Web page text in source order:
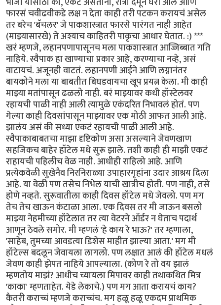
फारसं चवीढवीकडे लक्ष न देता काही तरी पटकन करायचं असेल
तर बरेच 'बॅचलर' जे पाकशास्त्रात फारसे पारंगत नाही आहेत
(माझ्यासारखे) ते अश्याच काहितरी पाकृचा आधार घेतात. :) ***
खरं म्हणजे, लहानपणापासूनच मला पाकशास्त्रात आज्जिब्बात गति
नाहिये. स्वैपाक हा खाण्याचा प्रकार आहे, करण्याचा नव्हे, असं
वाटायचं. अजूनही वाटतं. लहानपणी आईने आणि लग्नानंतर
बायकोने मला या बाबतीत बिघडवायचा खूप प्रयत्न केला. मी काही
माझ्या मतांपासून ढळलो नाही. बरं माझ्यावर कधी हॉस्टेलवर
रहायची पाळी नाही आली त्यामुळे एकंदरित निभावलं होतं. पण
गेल्या काही दिवसांपासून माझ्यावर एक मोठी आफत आली आहे.
झालंय असं की सध्या एकटं रहायची पाळी आली आहे.
स्वैपाकाबाबतचा माझा दृष्टिकोण असा असल्याने जेवणखाण
सहजिकच बाहेर हॉटेल मधे सुरू झाले. तशी काही ही माझी एकटं
राहायची पहिलीच वेळ नाही. आधीही राहिलो आहे. आणि
प्रत्येकवेळी सुखेनैव निरनिराळ्या उपाहारगृहांना उदार आश्रय दिला
आहे. या वेळी पण तसेच निभेल याची खात्रीच होती. पण नाही, तसे
होणे नव्हते. सुरूवातीला काही दिवस हॉटेल मधे जेवलो. पण मग
तेच तेच खाऊन कंटाळा आला. एक दिवस तर मी जाऊन बसलो
माझ्या नेहमीच्या हॉटेलात तर त्या वेटरने ऑर्डर न घेताच पदार्थ
आणून ठेवले समोर. मी म्हणलं 'हे काय रे भाऊ?' तर म्हणाला,
'साहेब, तुमच्या आवडत्या डिशेस माहीत झाल्या आता.' मग मी
हॉटेल्स बदलून जेवायला लागलो. पण लक्षात आलं की हॉटेल मधलं
जेवण काही झेपत नाहिये आपल्याला. (कोण रे तो वय झालं
म्हणतोय माझं? आधीच च्यायला मिपावर काही तथाकथित मित्र
'काका' म्हणताहेत. येडे लेकाचे.) पण मग आता करायचं काय?
कैतरी कराच्चं म्हणजे कराच्चंच. मग हळू हळू एकदम प्राथमिक